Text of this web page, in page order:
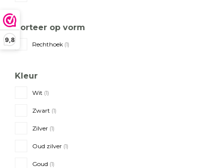
9,8
Sorteer op vorm
Rechthoek (1)
Kleur
Wit (1)
Zwart (1)
Zilver (1)
Oud zilver (1)
Goud (1)